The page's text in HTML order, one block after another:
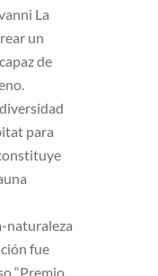
La
un
de
para
naturaleza
fue
“Premio